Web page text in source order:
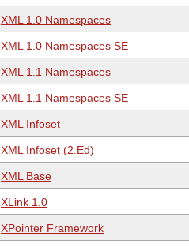
XML 1.0 Namespaces
XML 1.0 Namespaces SE
XML 1.1 Namespaces
XML 1.1 Namespaces SE
XML Infoset
XML Infoset (2.Ed)
XML Base
XLink 1.0
XPointer Framework